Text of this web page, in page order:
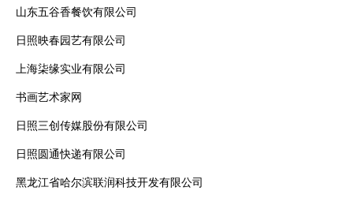
山东五谷香餐饮有限公司
日照映春园艺有限公司
上海柒缘实业有限公司
书画艺术家网
日照三创传媒股份有限公司
日照圆通快递有限公司
黑龙江省哈尔滨联润科技开发有限公司